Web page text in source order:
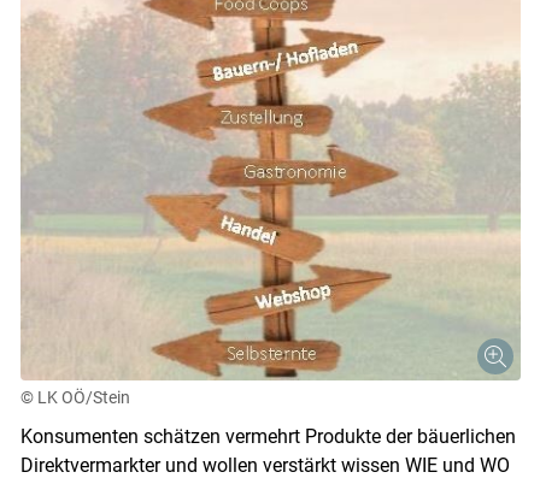
© LK OÖ/Stein
Konsumenten schätzen vermehrt Produkte der bäuerlichen
Direktvermarkter und wollen verstärkt wissen WIE und WO